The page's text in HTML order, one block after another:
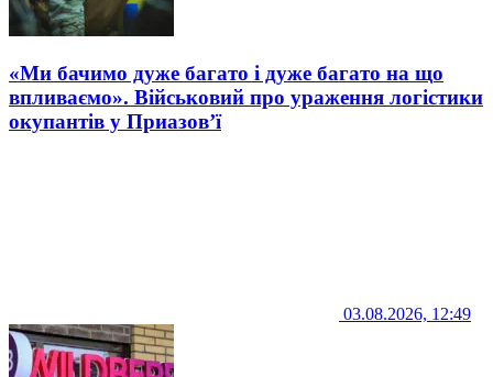
«Ми бачимо дуже багато і дуже багато на що
впливаємо». Військовий про ураження логістики
окупантів у Приазов’ї
03.08.2026, 12:49